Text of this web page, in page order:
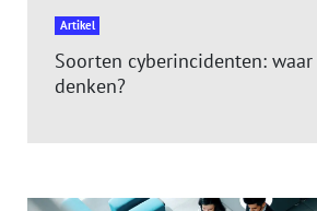
Artikel
Soorten cyberincidenten:
denken?